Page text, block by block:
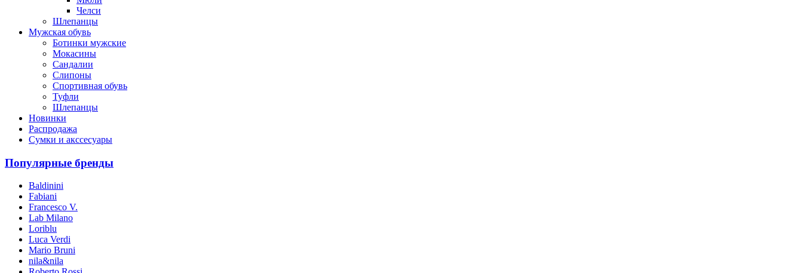
Челси
Шлепанцы
Мужская обувь
Ботинки мужские
Мокасины
Сандалии
Слипоны
Спортивная обувь
Туфли
Шлепанцы
Новинки
Распродажа
Сумки и акссесуары
Популярные бренды
Baldinini
Fabiani
Francesco V.
Lab Milano
Loriblu
Luca Verdi
Mario Bruni
nila&nila